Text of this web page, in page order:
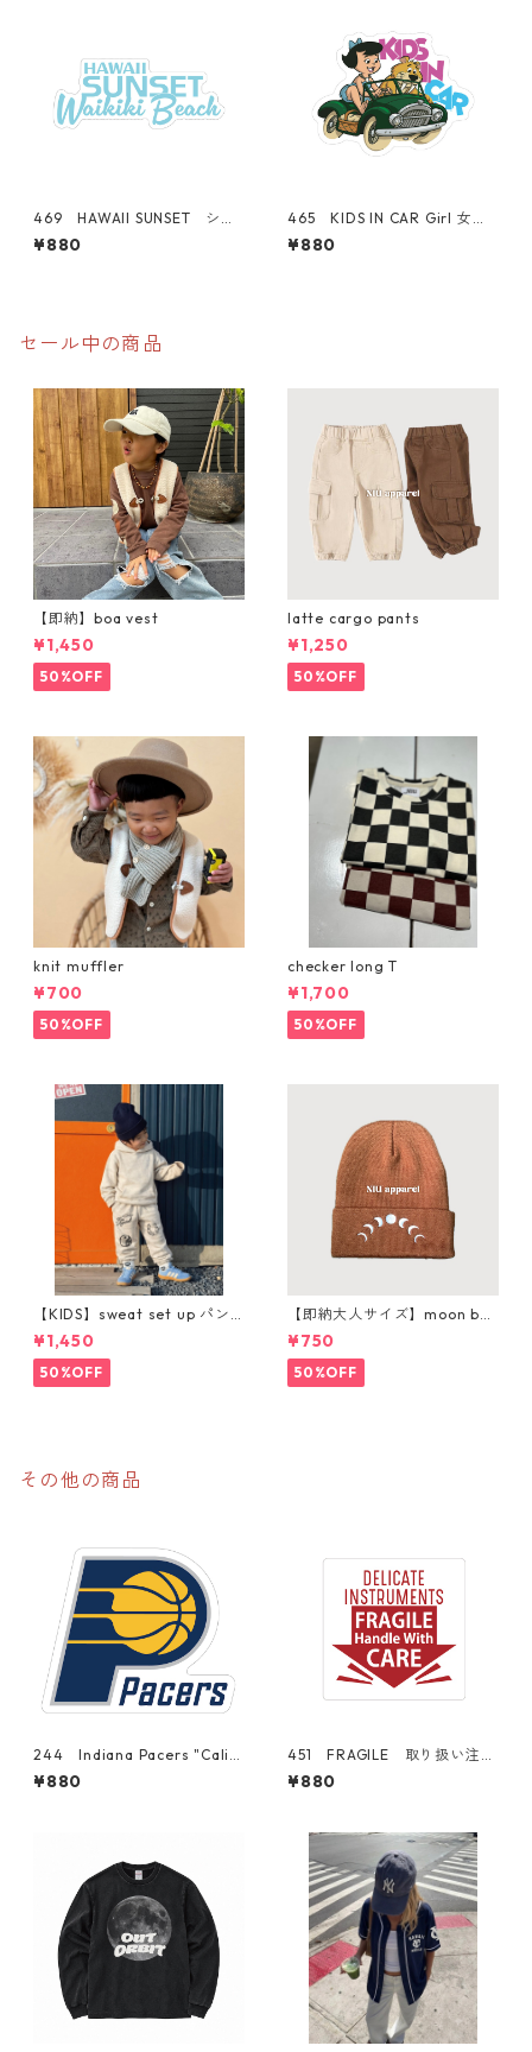
469 HAWAII SUNSET シリ
ーズ！ WAIKIKI BEACH ロ
ゴ 【ブルー】 "California
¥880
465 KIDS IN CAR Girl 女の
子 "California Market Cent
er" アメリカンステッカー
¥880
セール中の商品
【即納】boa vest
¥1,450
50%OFF
latte cargo pants
¥1,250
50%OFF
knit muffler
¥700
50%OFF
checker long T
¥1,700
50%OFF
【KIDS】sweat set up パン
ツ購入ページ
¥1,450
50%OFF
【即納大人サイズ】moon bea
nie
¥750
50%OFF
その他の商品
244 Indiana Pacers "Calif
ornia Market Center" アメ
リカンステッカー スーツケ
¥880
451 FRAGILE 取り扱い注意
DELICATE INSTTUMENTS "C
alifornia Market Center"
¥880